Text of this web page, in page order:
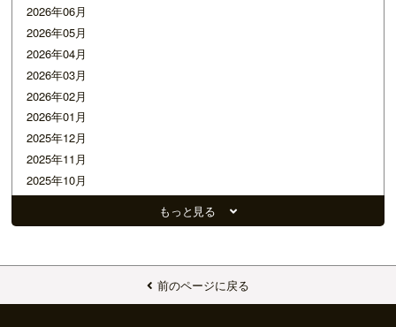
2026年06月
2026年05月
2026年04月
2026年03月
2026年02月
2026年01月
2025年12月
2025年11月
2025年10月
2025年09月
2025年06月
2025年04月
もっと見る
前のページに戻る